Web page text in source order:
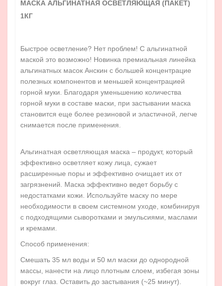
МАСКА АЛЬГИНАТНАЯ ОСВЕТЛЯЮЩАЯ (ПАКЕТ)
1КГ
Быстрое осветление? Нет проблем! С альгинатной
маской это возможно! Новинка премиальная линейка
альгинатных масок Анскин с большей концентрацие
полезных компонентов и меньшей концентрацией
горной муки. Благодаря уменьшению количества
горной муки в составе маски, при застывании маска
становится еще более резиновой и эластичной, легче
снимается после применения.
Альгинатная осветляющая маска – продукт, который
эффективно осветляет кожу лица, сужает
расширенные поры и эффективно очищает их от
загрязнений. Маска эффективно ведет борьбу с
недостатками кожи. Используйте маску по мере
необходимости в своем системном уходе, комбинируя
с подходящими сыворотками и эмульсиями, маслами
и кремами.
Способ применения:
Смешать 35 мл воды и 50 мл маски до однородной
массы, нанести на лицо плотным слоем, избегая зоны
вокруг глаз. Оставить до застывания (~25 минут).